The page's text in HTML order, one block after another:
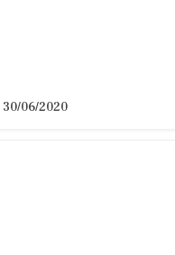
30/06/2020